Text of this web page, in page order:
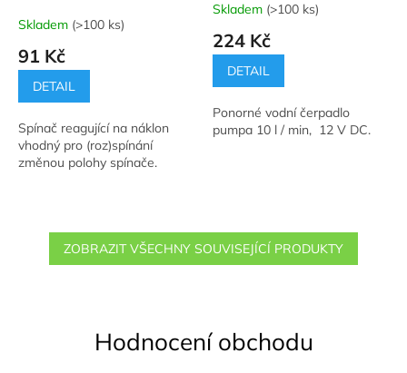
Skladem (>100 ks)
91 Kč
DETAIL
Spínač reagující na náklon
vhodný pro (roz)spínání
změnou polohy spínače.
Průměrné
hodnocení
produktu
5,0
5
hvězdiček.
Skladem (>100 ks)
224 Kč
DETAIL
Ponorné vodní čerpadlo
pumpa 10 l / min, 12 V DC.
ZOBRAZIT VŠECHNY SOUVISEJÍCÍ PRODUKTY
Hodnocení obchodu